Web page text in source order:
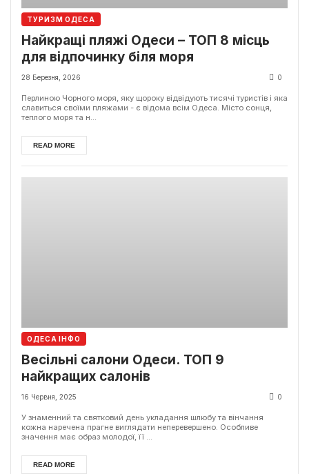
ТУРИЗМ ОДЕСА
Найкращі пляжі Одеси – ТОП 8 місць
для відпочинку біля моря
28 Березня, 2026 0
Перлиною Чорного моря, яку щороку відвідують тисячі туристів і яка
славиться своїми пляжами - є відома всім Одеса. Місто сонця,
теплого моря та н...
READ MORE
ОДЕСА ІНФО
Весільні салони Одеси. ТОП 9
найкращих салонів
16 Червня, 2025 0
У знаменний та святковий день укладання шлюбу та вінчання
кожна наречена прагне виглядати неперевершено. Особливе
значення має образ молодої, її ...
READ MORE